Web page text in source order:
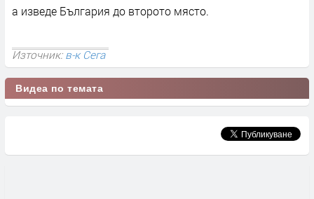
а изведе България до второто място.
Източник:в-к Сега
Видеа по темата